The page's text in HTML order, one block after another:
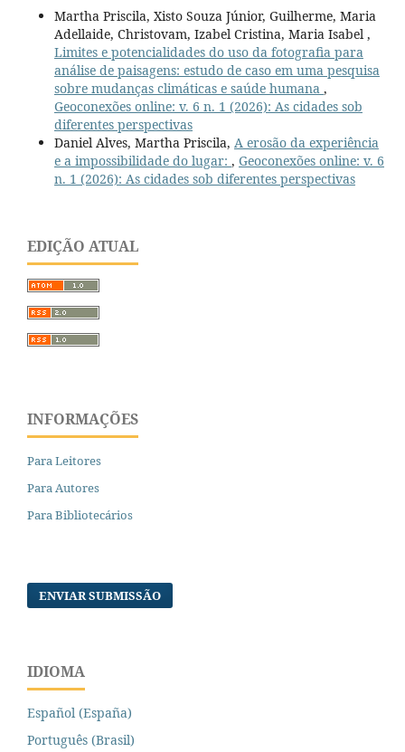
Martha Priscila, Xisto Souza Júnior, Guilherme, Maria
Adellaide, Christovam, Izabel Cristina, Maria Isabel ,
Limites e potencialidades do uso da fotografia para
análise de paisagens: estudo de caso em uma pesquisa
sobre mudanças climáticas e saúde humana ,
Geoconexões online: v. 6 n. 1 (2026): As cidades sob
diferentes perspectivas
Daniel Alves, Martha Priscila, A erosão da experiência
e a impossibilidade do lugar: , Geoconexões online: v. 6
n. 1 (2026): As cidades sob diferentes perspectivas
EDIÇÃO ATUAL
INFORMAÇÕES
Para Leitores
Para Autores
Para Bibliotecários
ENVIAR SUBMISSÃO
IDIOMA
Español (España)
Português (Brasil)